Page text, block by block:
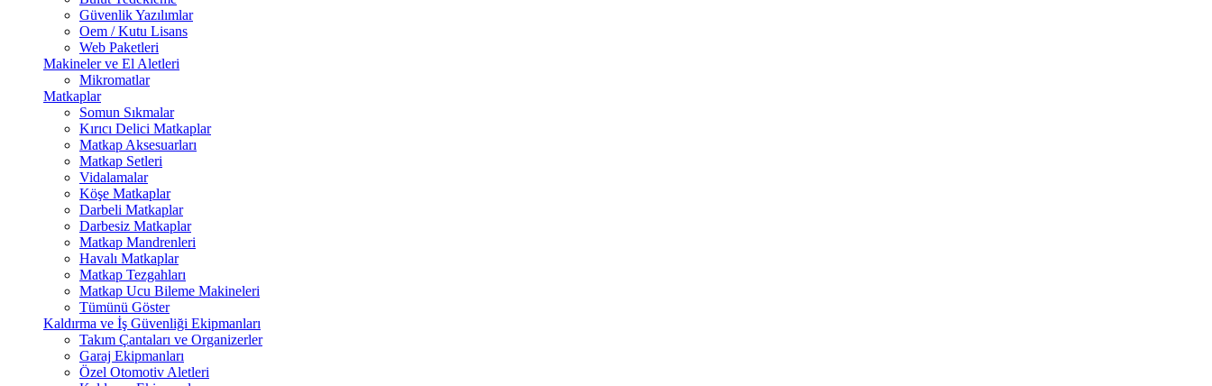
Güvenlik Yazılımlar
Oem / Kutu Lisans
Web Paketleri
Makineler ve El Aletleri
Mikromatlar
Matkaplar
Somun Sıkmalar
Kırıcı Delici Matkaplar
Matkap Aksesuarları
Matkap Setleri
Vidalamalar
Köşe Matkaplar
Darbeli Matkaplar
Darbesiz Matkaplar
Matkap Mandrenleri
Havalı Matkaplar
Matkap Tezgahları
Matkap Ucu Bileme Makineleri
Tümünü Göster
Kaldırma ve İş Güvenliği Ekipmanları
Takım Çantaları ve Organizerler
Garaj Ekipmanları
Özel Otomotiv Aletleri